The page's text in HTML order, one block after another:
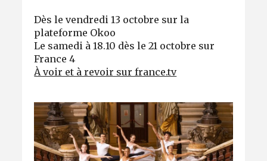
Dès le vendredi 13 octobre sur la
plateforme Okoo
Le samedi à 18.10 dès le 21 octobre sur
France 4
À voir et à revoir sur france.tv